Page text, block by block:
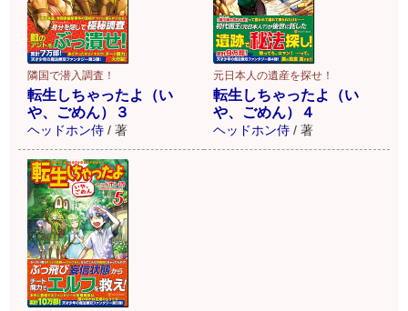
隣国で潜入調査！
転生しちゃったよ（い
や、ごめん）３
ヘッドホン侍 / 著
元日本人の遺産を探せ！
転生しちゃったよ（い
や、ごめん）４
ヘッドホン侍 / 著